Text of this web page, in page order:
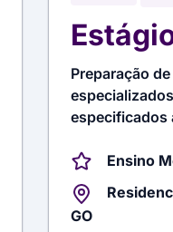
Preparação
especificados
Ensino
GO